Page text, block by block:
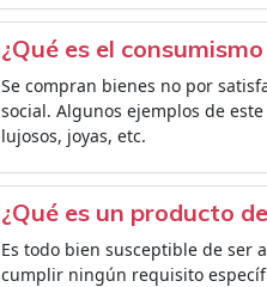
¿Qué es el
Se compran bienes no por
social. Algunos ejemplos de
lujosos, joyas, etc.
¿Qué es un producto
Es todo bien susceptible de ser
cumplir ningún requisito